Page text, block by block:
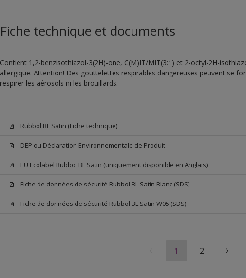
Fiche technique et documents
Contient 1,2-benzisothiazol-3(2H)-one, C(M)IT/MIT(3:1) et 2-octyl-2H-
allergique. Attention! Des gouttelettes respirables dangereuses peuvent se
respirer les aérosols ni les brouillards.
Rubbol BL Satin (Fiche technique)
DEP ou Déclaration Environnementale de Produit
EU Ecolabel Rubbol BL Satin (uniquement disponible en Anglais)
Fiche de données de sécurité Rubbol BL Satin Blanc (SDS)
Fiche de données de sécurité Rubbol BL Satin W05 (SDS)
1 2